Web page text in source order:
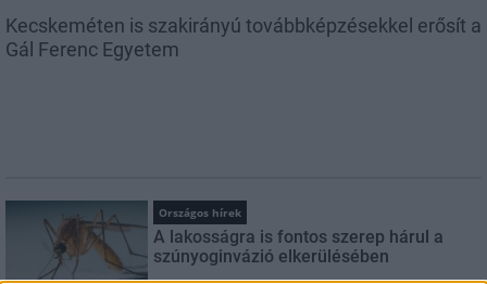
Kecskeméten is szakirányú továbbképzésekkel erősít a
Gál Ferenc Egyetem
Országos hírek
A lakosságra is fontos szerep hárul a
szúnyoginvázió elkerülésében